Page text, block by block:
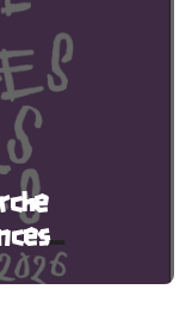
en France